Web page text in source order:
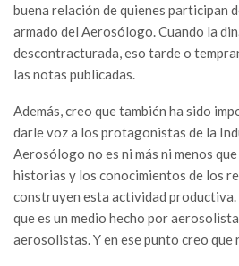
buena relación de quienes participan
armado del Aerosólogo. Cuando la
descontracturada, eso tarde o
las notas publicadas.
Además, creo que también ha sido
darle voz a los protagonistas de la
Aerosólogo no es ni más ni menos
historias y los conocimientos de los
construyen esta actividad
que es un medio hecho por
aerosolistas. Y en ese punto creo